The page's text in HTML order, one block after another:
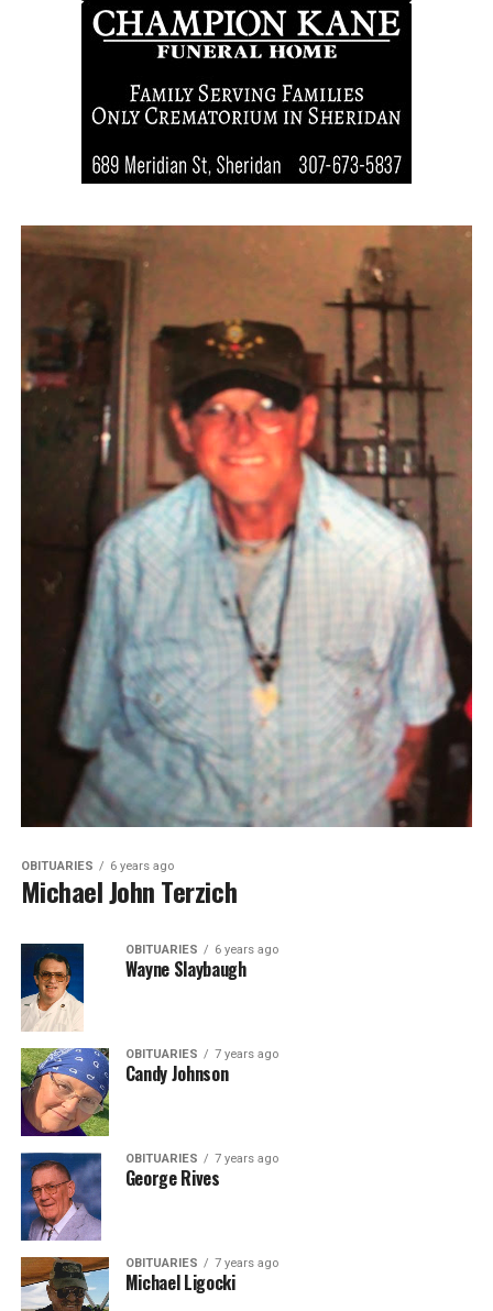
OBITUARIES 6 years ago
Michael John Terzich
OBITUARIES 6 years ago
Wayne Slaybaugh
OBITUARIES 7 years ago
Candy Johnson
OBITUARIES 7 years ago
George Rives
OBITUARIES 7 years ago
Michael Ligocki